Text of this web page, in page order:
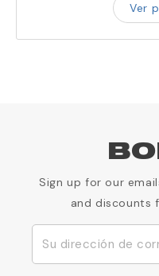
Ver
Sign up for our
and discounts